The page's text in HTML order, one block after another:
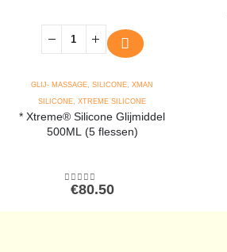
GLIJ- MASSAGE, SILICONE, XMAN
SILICONE, XTREME SILICONE
* Xtreme® Silicone Glijmiddel
500ML (5 flessen)
out of 5
€80.50